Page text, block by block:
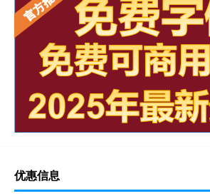
优惠信息